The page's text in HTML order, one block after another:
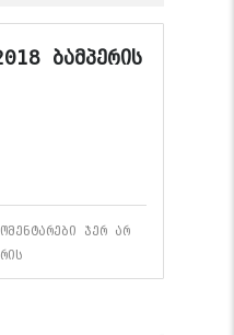
ბამპერის
ჯერ არ